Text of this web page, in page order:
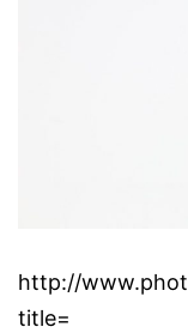
http://
title=